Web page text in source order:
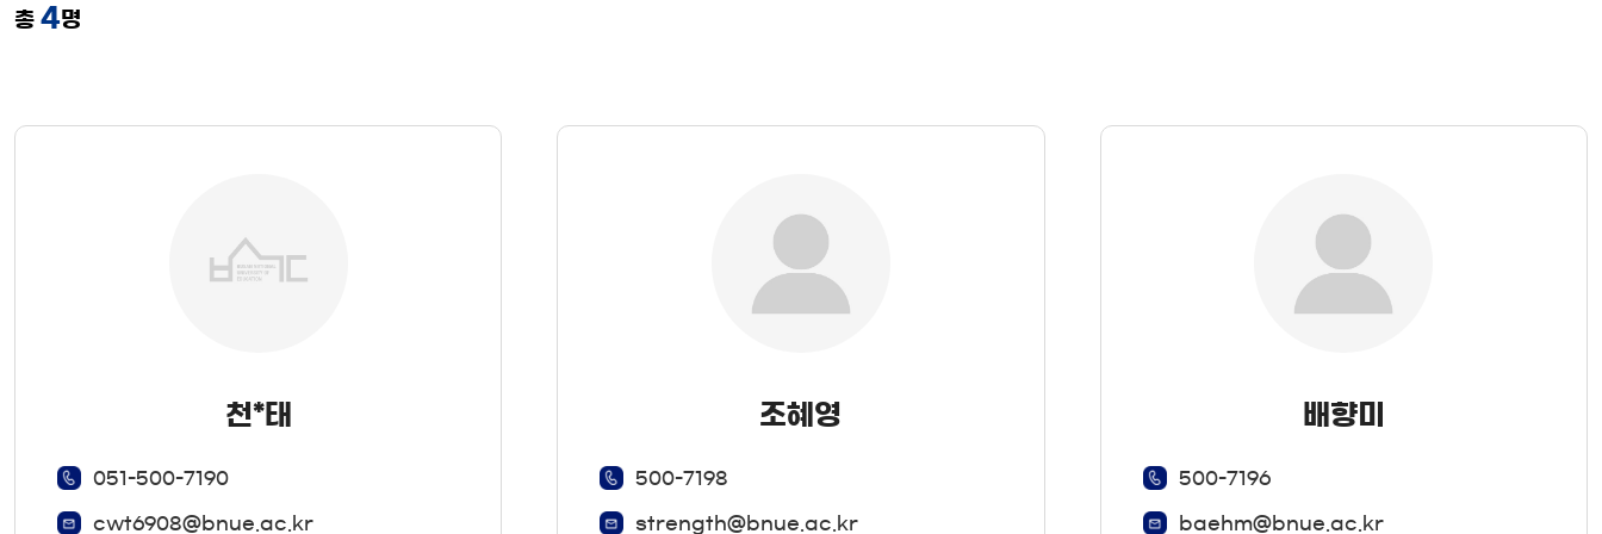
총 4명
천*태
051-500-7190
cwt6908@bnue.ac.kr
조혜영
500-7198
strength@bnue.ac.kr
배향미
500-7196
baehm@bnue.ac.kr